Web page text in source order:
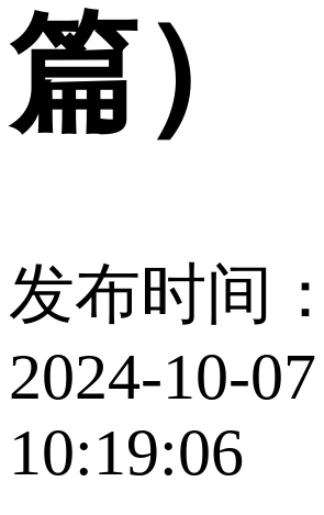
篇）
发布时间：
2024-10-07
10:19:06